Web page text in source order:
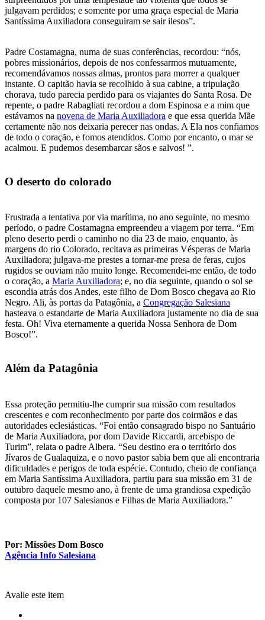
julgavam perdidos; e somente por uma graça especial de Maria
Santíssima Auxiliadora conseguiram se sair ilesos”.
Padre Costamagna, numa de suas conferências, recordou: “nós,
pobres missionários, depois de nos confessarmos mutuamente,
recomendávamos nossas almas, prontos para morrer a qualquer
instante. O capitão havia se recolhido à sua cabine, a tripulação
chorava, tudo parecia perdido para os viajantes do Santa Rosa. De
repente, o padre Rabagliati recordou a dom Espinosa e a mim que
estávamos na novena de Maria Auxiliadora e que essa querida Mãe
certamente não nos deixaria perecer nas ondas. A Ela nos confiamos
de todo o coração, e fomos atendidos. Como por encanto, o mar se
acalmou. E pudemos desembarcar sãos e salvos! ”.
O deserto do colorado
Frustrada a tentativa por via marítima, no ano seguinte, no mesmo
período, o padre Costamagna empreendeu a viagem por terra. “Em
pleno deserto perdi o caminho no dia 23 de maio, enquanto, às
margens do rio Colorado, recitava as primeiras Vésperas de Maria
Auxiliadora; julgava-me prestes a tornar-me presa de feras, cujos
rugidos se ouviam não muito longe. Recomendei-me então, de todo
o coração, a Maria Auxiliadora; e, no dia seguinte, quando o sol se
escondia atrás dos Andes, este filho de Dom Bosco chegava ao Rio
Negro. Ali, às portas da Patagônia, a Congregação Salesiana
hasteava o estandarte de Maria Auxiliadora justamente no dia de sua
festa. Oh! Viva eternamente a querida Nossa Senhora de Dom
Bosco!”.
Além da Patagônia
Essa proteção permitiu-lhe cumprir sua missão com resultados
crescentes e com reconhecimento por parte dos coirmãos e das
autoridades eclesiásticas. “Foi então consagrado bispo no Santuário
de Maria Auxiliadora, por dom Davide Riccardi, arcebispo de
Turim”, relata o padre Albera. “Seu destino era o território dos
Jívaros de Gualaquiza, e o novo pastor sabia bem que ali encontraria
dificuldades e perigos de toda espécie. Contudo, cheio de confiança
em Maria Santíssima Auxiliadora, partiu para sua missão em 31 de
outubro daquele mesmo ano, à frente de uma grandiosa expedição
composta por 107 Salesianos e Filhas de Maria Auxiliadora.”
Por: Missões Dom Bosco
Agência Info Salesiana
Avalie este item